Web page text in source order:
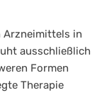
Arzneimittels in
ausschließlich
Formen
Therapie